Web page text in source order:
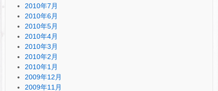
2010年7月
2010年6月
2010年5月
2010年4月
2010年3月
2010年2月
2010年1月
2009年12月
2009年11月